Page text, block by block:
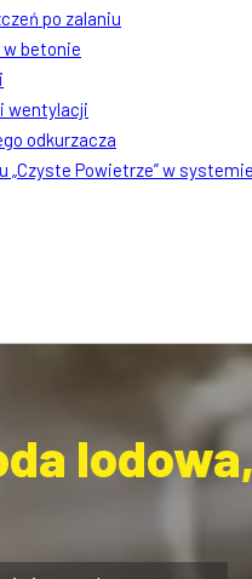
po zalaniu
betonie
wentylacji
odkurzacza
„Czyste Powietrze” w